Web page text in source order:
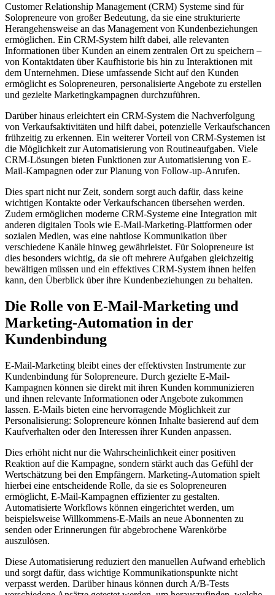
Customer Relationship Management (CRM) Systeme sind für
Solopreneure von großer Bedeutung, da sie eine strukturierte
Herangehensweise an das Management von Kundenbeziehungen
ermöglichen. Ein CRM-System hilft dabei, alle relevanten
Informationen über Kunden an einem zentralen Ort zu speichern –
von Kontaktdaten über Kaufhistorie bis hin zu Interaktionen mit
dem Unternehmen. Diese umfassende Sicht auf den Kunden
ermöglicht es Solopreneuren, personalisierte Angebote zu erstellen
und gezielte Marketingkampagnen durchzuführen.
Darüber hinaus erleichtert ein CRM-System die Nachverfolgung
von Verkaufsaktivitäten und hilft dabei, potenzielle Verkaufschancen
frühzeitig zu erkennen. Ein weiterer Vorteil von CRM-Systemen ist
die Möglichkeit zur Automatisierung von Routineaufgaben. Viele
CRM-Lösungen bieten Funktionen zur Automatisierung von E-
Mail-Kampagnen oder zur Planung von Follow-up-Anrufen.
Dies spart nicht nur Zeit, sondern sorgt auch dafür, dass keine
wichtigen Kontakte oder Verkaufschancen übersehen werden.
Zudem ermöglichen moderne CRM-Systeme eine Integration mit
anderen digitalen Tools wie E-Mail-Marketing-Plattformen oder
sozialen Medien, was eine nahtlose Kommunikation über
verschiedene Kanäle hinweg gewährleistet. Für Solopreneure ist
dies besonders wichtig, da sie oft mehrere Aufgaben gleichzeitig
bewältigen müssen und ein effektives CRM-System ihnen helfen
kann, den Überblick über ihre Kundenbeziehungen zu behalten.
Die Rolle von E-Mail-Marketing und
Marketing-Automation in der
Kundenbindung
E-Mail-Marketing bleibt eines der effektivsten Instrumente zur
Kundenbindung für Solopreneure. Durch gezielte E-Mail-
Kampagnen können sie direkt mit ihren Kunden kommunizieren
und ihnen relevante Informationen oder Angebote zukommen
lassen. E-Mails bieten eine hervorragende Möglichkeit zur
Personalisierung: Solopreneure können Inhalte basierend auf dem
Kaufverhalten oder den Interessen ihrer Kunden anpassen.
Dies erhöht nicht nur die Wahrscheinlichkeit einer positiven
Reaktion auf die Kampagne, sondern stärkt auch das Gefühl der
Wertschätzung bei den Empfängern. Marketing-Automation spielt
hierbei eine entscheidende Rolle, da sie es Solopreneuren
ermöglicht, E-Mail-Kampagnen effizienter zu gestalten.
Automatisierte Workflows können eingerichtet werden, um
beispielsweise Willkommens-E-Mails an neue Abonnenten zu
senden oder Erinnerungen für abgebrochene Warenkörbe
auszulösen.
Diese Automatisierung reduziert den manuellen Aufwand erheblich
und sorgt dafür, dass wichtige Kommunikationspunkte nicht
verpasst werden. Darüber hinaus können durch A/B-Tests